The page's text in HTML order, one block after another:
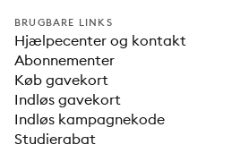
BRUGBARE LINKS
Hjælpecenter og kontakt
Abonnementer
Køb gavekort
Indløs gavekort
Indløs kampagnekode
Studierabat